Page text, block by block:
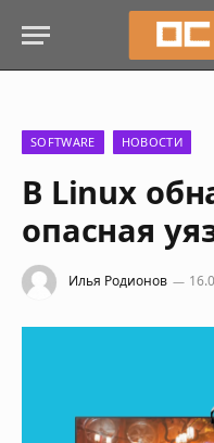
SOFTWARE НОВОСТИ
В Linux
опасная
Илья Родионов